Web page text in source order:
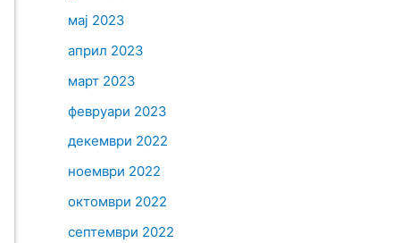
мај 2023
април 2023
март 2023
февруари 2023
декември 2022
ноември 2022
октомври 2022
септември 2022